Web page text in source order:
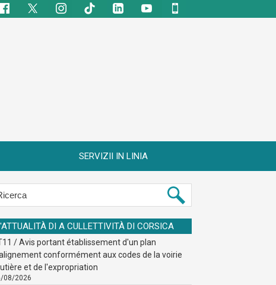
SERVIZII IN LINIA
DI A CULLETTIVITÀ DI CORSICA
/ Avis portant établissement d'un plan
conformément aux codes de la voirie
et de l'expropriation
08/2026